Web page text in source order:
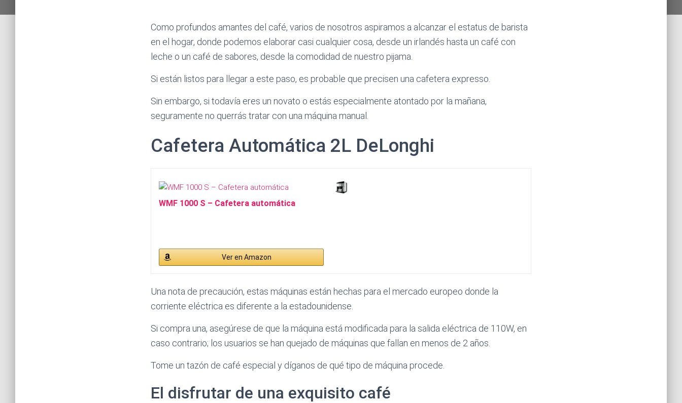
Como profundos amantes del café, varios de nosotros aspiramos a alcanzar el estatus de barista
en el hogar, donde podemos elaborar casi cualquier cosa, desde un irlandés hasta un café con
leche o un café de sabores, desde la comodidad de nuestro pijama.
Si están listos para llegar a este paso, es probable que precisen una cafetera expresso.
Sin embargo, si todavía eres un novato o estás especialmente atontado por la mañana,
seguramente no querrás tratar con una máquina manual.
Cafetera Automática 2L DeLonghi
WMF 1000 S – Cafetera automática
Ver en Amazon
Una nota de precaución, estas máquinas están hechas para el mercado europeo donde la
corriente eléctrica es diferente a la estadounidense.
Si compra una, asegúrese de que la máquina está modificada para la salida eléctrica de 110W, en
caso contrario; los usuarios se han quejado de máquinas que fallan en menos de 2 años.
Tome un tazón de café especial y díganos de qué tipo de máquina procede.
El disfrutar de una exquisito café